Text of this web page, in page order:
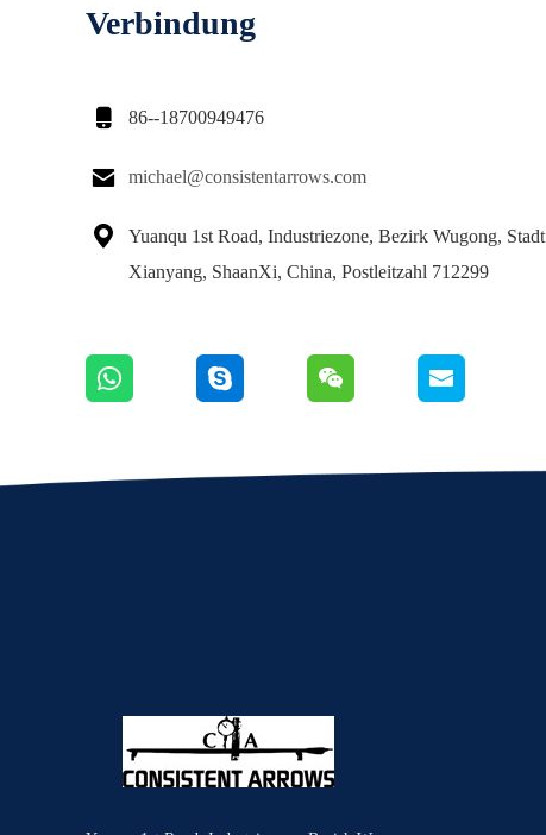
Verbindung
 86--18700949476
 michael@consistentarrows.com

Yuanqu 1st Road, Industriezone, Bezirk Wugong, Stadt
Xianyang, ShaanXi, China, Postleitzahl 712299